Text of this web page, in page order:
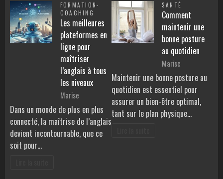
FORMATION-
COACHING
Les meilleures
plateformes en
ligne pour
maîtriser
l’anglais à tous
les niveaux
Marise
Dans un monde de plus en plus
connecté, la maîtrise de l’anglais
devient incontournable, que ce
soit pour…
SANTÉ
Comment
maintenir une
bonne posture
au quotidien
Marise
Maintenir une bonne posture au
quotidien est essentiel pour
assurer un bien-être optimal,
tant sur le plan physique…